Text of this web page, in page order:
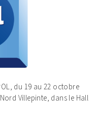
du 19 au 22 octobre
Villepinte, dans le Hall